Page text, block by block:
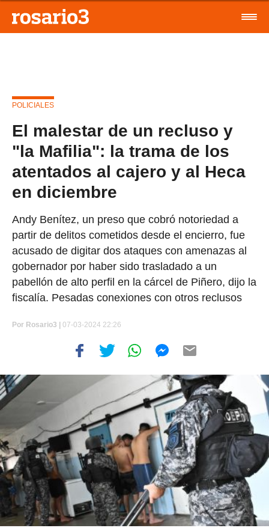
POLICIALES
El malestar de un recluso y
"la Mafilia": la trama de los
atentados al cajero y al Heca
en diciembre
Andy Benítez, un preso que cobró notoriedad a
partir de delitos cometidos desde el encierro, fue
acusado de digitar dos ataques con amenazas al
gobernador por haber sido trasladado a un
pabellón de alto perfil en la cárcel de Piñero, dijo la
fiscalía. Pesadas conexiones con otros reclusos
Por Rosario3 | 07-03-2024 22:26